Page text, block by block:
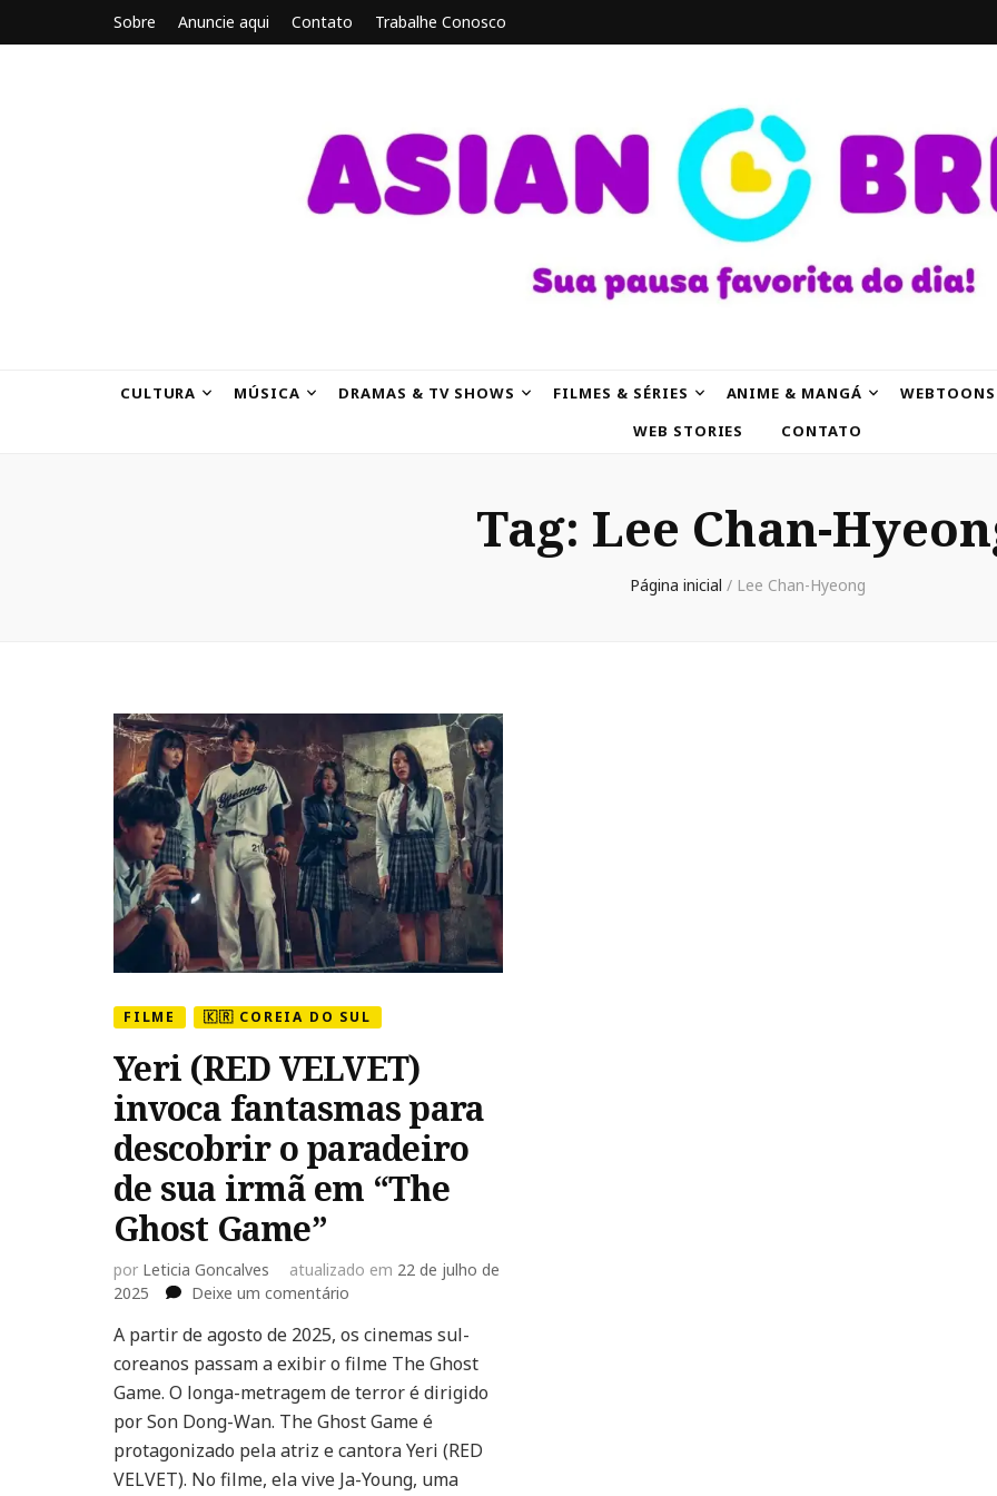
Sobre Anuncie aqui Contato Trabalhe Conosco
CULTURA MÚSICA DRAMAS & TV SHOWS FILMES & SÉRIES ANIME & MANGÁ
WEBTOONS
WEB STORIES
CONTATO
Tag: Lee Chan-
Página inicial / Lee Chan-Hyeong
FILME 🇰🇷 COREIA DO SUL
Yeri (RED VELVET)
invoca fantasmas para
descobrir o paradeiro
de sua irmã em “The
Ghost Game”
por Leticia Goncalves atualizado em 22 de julho de
2025
Deixe um comentário
(RED
VELVET)
invoca
para
descobrir
o
A partir de agosto de 2025, os cinemas sul-
coreanos passam a exibir o filme The Ghost
Game. O longa-metragem de terror é dirigido
por Son Dong-Wan. The Ghost Game é
protagonizado pela atriz e cantora Yeri (RED
VELVET). No filme, ela vive Ja-Young, uma